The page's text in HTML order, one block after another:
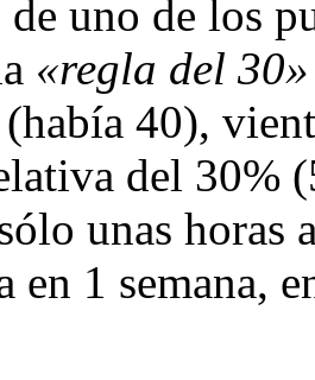
uno de los
«regla del 30»
(había 40),
del 30%
unas horas
en 1 semana,